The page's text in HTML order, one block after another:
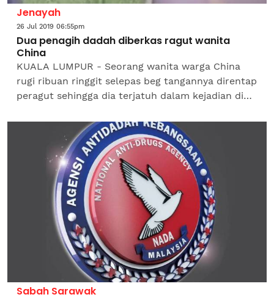
Jenayah
26 Jul 2019 06:55pm
Dua penagih dadah diberkas ragut wanita
China
KUALA LUMPUR - Seorang wanita warga China
rugi ribuan ringgit selepas beg tangannya direntap
peragut sehingga dia terjatuh dalam kejadian di
di sini,...
Sabah Sarawak